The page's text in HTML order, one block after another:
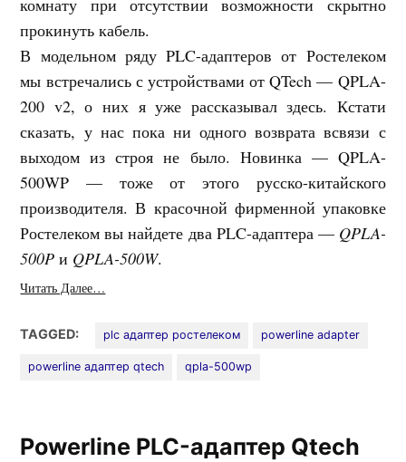
прокинуть кабель.
В модельном ряду PLC-адаптеров от Ростелеком
мы встречались с устройствами от QTech — QPLA-
200 v2, о них я уже рассказывал здесь. Кстати
сказать, у нас пока ни одного возврата всвязи с
выходом из строя не было. Новинка — QPLA-
500WP — тоже от этого русско-китайского
производителя. В красочной фирменной упаковке
Ростелеком вы найдете два PLC-адаптера — QPLA-
500P и QPLA-500W.
Читать Далее…
TAGGED: plc адаптер ростелеком powerline adapter
powerline адаптер qtech qpla-500wp
Powerline PLC-адаптер Qtech